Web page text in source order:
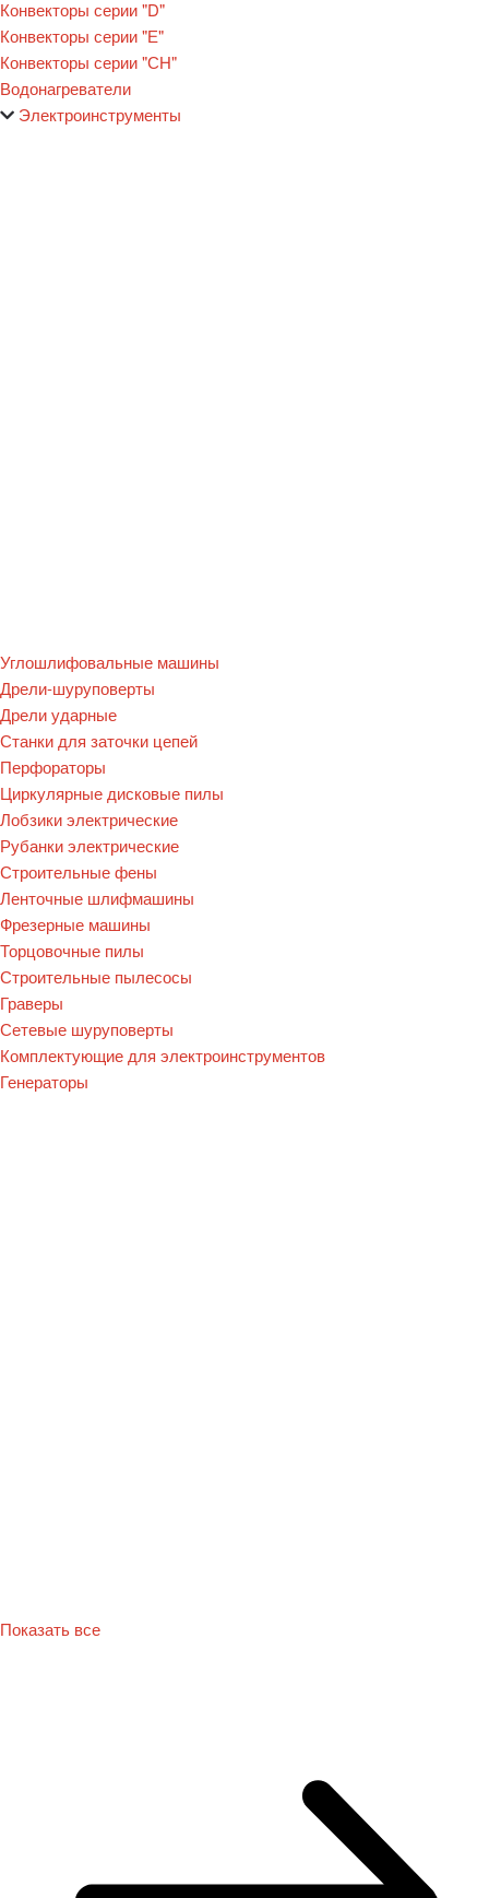
Конвекторы серии "D"
Конвекторы серии "Е"
Конвекторы серии "СН"
Водонагреватели
Электроинструменты
Углошлифовальные машины
Дре­ли-шу­рупо­вер­ты
Дрели ударные
Станки для заточки цепей
Перфораторы
Циркулярные дисковые пилы
Лобзики электрические
Рубанки электрические
Строительные фены
Ленточные шлифмашины
Фрезерные машины
Торцовочные пилы
Строительные пылесосы
Граверы
Сетевые шуруповерты
Комплектующие для электроинструментов
Генераторы
Показать все